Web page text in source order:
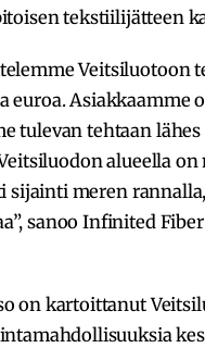
tekstiilijätteen
Veitsiluotoon
euroa. Asiakkaamme
tulevan tehtaan
alueella
sijainti meren
sanoo Infinited
on kartoittanut